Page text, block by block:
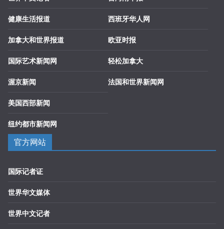
健康生活报道
加拿大和世界报道
国际艺术新闻网
渥京新闻
美国西部新闻
纽约都市新闻网
西班牙华人网
欧亚时报
轻松加拿大
法国和世界新闻网
官方网站
国际记者证
世界华文媒体
世界中文记者